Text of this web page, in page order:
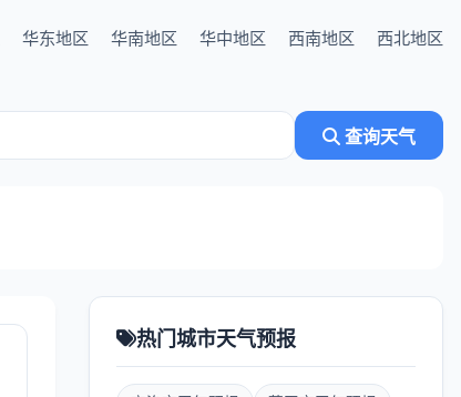
华东地区 华南地区 华中地区 西南地区 西北地区
查询天气
热门城市天气预报